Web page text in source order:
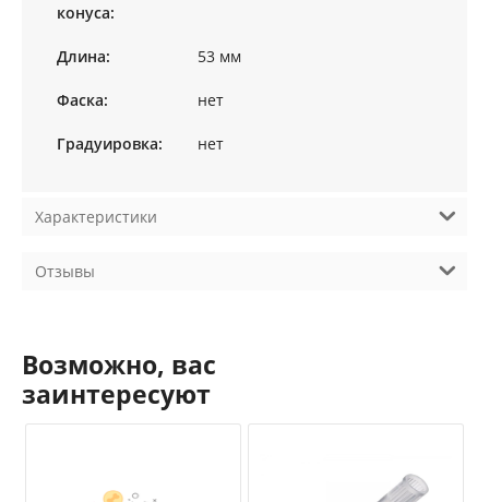
конуса:
Длина: 53 мм
Фаска: нет
Градуировка: нет
Характеристики
Отзывы
Возможно, вас
заинтересуют